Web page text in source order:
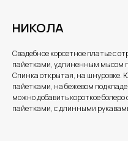
НИКОЛА
Свадебное корсетное платье с
пайетками, удлиненным мысом
Спинка открытая, на шнуровке.
пайетками, на бежевом
можно добавить короткое
пайетками, с длинными